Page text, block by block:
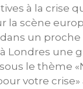
à la crise
la scène
un proche
Londres une
le thème
votre crise»